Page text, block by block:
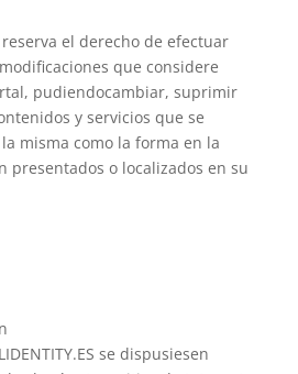
reserva el derecho de efectuar
que considere
pudiendocambiar, suprimir
y servicios que se
misma como la forma en la
presentados o localizados en su
se dispusiesen